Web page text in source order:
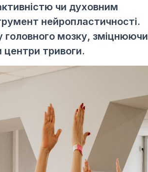
чи духовним
нейропластичності.
головного мозку, зміцнюючи
центри тривоги.